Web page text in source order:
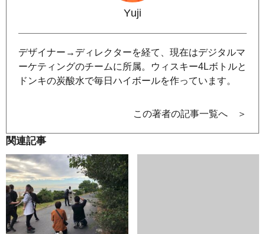
Yuji
デザイナー→ディレクターを経て、現在はデジタルマ
ーケティングのチームに所属。ウィスキー4Lボトルと
ドンキの炭酸水で毎日ハイボールを作っています。
この著者の記事一覧へ ＞
関連記事